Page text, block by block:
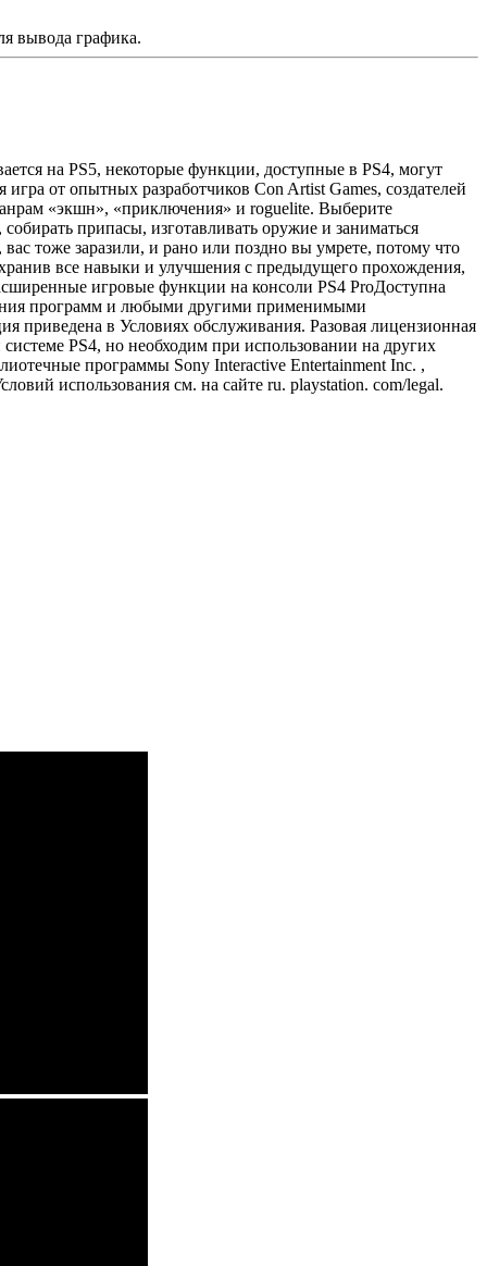
вывода графика.
на PS5, некоторые функции, доступные в PS4, могут
от опытных разработчиков Con Artist Games, создателей
«экшн», «приключения» и roguelite. Выберите
припасы, изготавливать оружие и заниматься
тоже заразили, и рано или поздно вы умрете, потому что
все навыки и улучшения с предыдущего прохождения,
игровые функции на консоли PS4 ProДоступна
программ и любыми другими применимыми
приведена в Условиях обслуживания. Разовая лицензионная
PS4, но необходим при использовании на других
программы Sony Interactive Entertainment Inc. ,
использования см. на сайте ru. playstation. com/legal.